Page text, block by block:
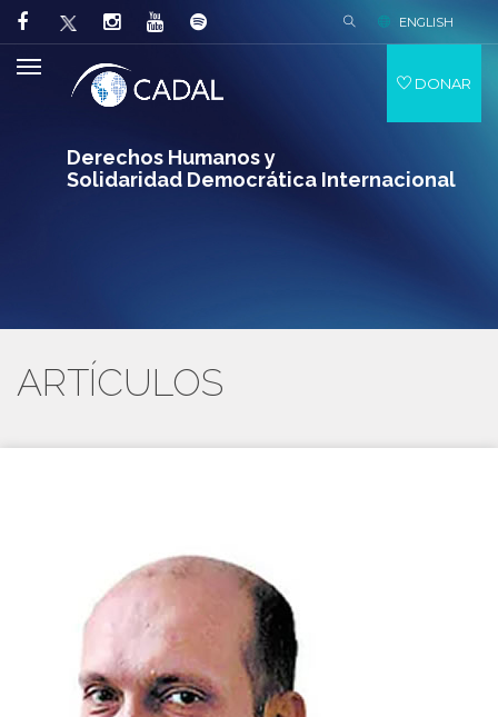
Derechos Humanos y
Solidaridad Democrática Internacional
ENGLISH
DONAR
ARTÍCULOS